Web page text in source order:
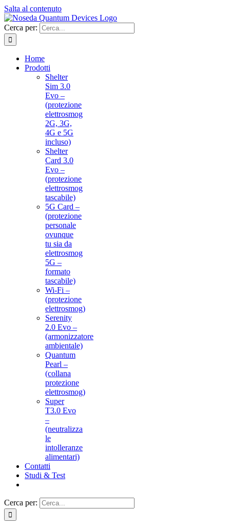
Salta al contenuto
Cerca per:
Home
Prodotti
Shelter
Sim 3.0
Evo –
(protezione
elettrosmog
2G, 3G,
4G e 5G
incluso)
Shelter
Card 3.0
Evo –
(protezione
elettrosmog
tascabile)
5G Card –
(protezione
personale
ovunque
tu sia da
elettrosmog
5G –
formato
tascabile)
Wi-Fi –
(protezione
elettrosmog)
Serenity
2.0 Evo –
(armonizzatore
ambientale)
Quantum
Pearl –
(collana
protezione
elettrosmog)
Super
T3.0 Evo
–
(neutralizza
le
intolleranze
alimentari)
Contatti
Studi & Test
Cerca per: